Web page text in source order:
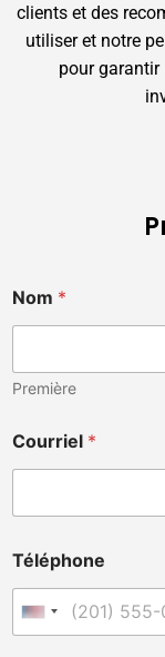
clients et des
utiliser et notre
pour garantir
Nom *
Première
Courriel *
Téléphone
États-Unis +1